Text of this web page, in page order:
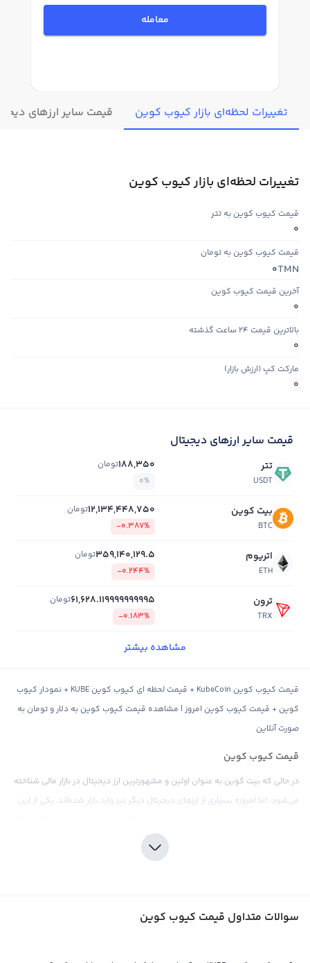
معامله
تغییرات لحظه‌ای بازار کیوب کوین قیمت سایر ارزهای
تغییرات لحظه‌ای بازار کیوب کوین
قیمت کیوب کوین به تتر
0
قیمت کیوب کوین به تومان
TMN
0
آخرین قیمت کیوب کوین
0
بالاترین قیمت ۲۴ ساعت گذشته
0
مارکت کپ (ارزش بازار)
0
قیمت سایر ارزهای دیجیتال
تتر
USDT
188,350تومان
0%
بیت کوین
BTC
12,134,448,750تومان
-0.387%
اتریوم
ETH
359,140,129.5تومان
-0.244%
ترون
TRX
61,628.119999999995تومان
-0.183%
مشاهده بیشتر
قیمت کیوب کوین KubeCoin + قیمت لحظه ای کیوب کوین KUBE + نمودار کیوب
کوین + قیمت کیوب کوین امروز | مشاهده قیمت کیوب کوین به دلار و تومان به
صورت آنلاین
قیمت کیوب کوین
در حالی که بیت کوین به عنوان اولین و مشهورترین ارز دیجیتال در بازار مالی شناخته
می‌شود، اما امروزه بسیاری از ارزهای دیجیتال دیگر نیز وارد بازار شده‌اند. یکی از این
مختلفی همچون اخبار اقتصادی، سیاسی، اجتماعی و فاندامنتال می‌توانند بر قیمت
سوالات متداول قیمت کیوب کوین